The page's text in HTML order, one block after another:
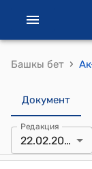
Башкы бет ›
Документ
Редакция
22.02.2023